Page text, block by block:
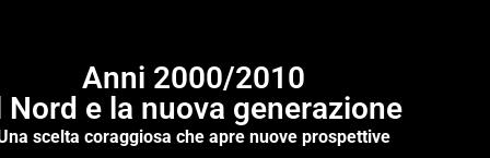
Anni 2000/2010
Nord e la nuova generazione
scelta coraggiosa che apre nuove prospettive